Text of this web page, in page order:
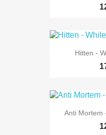
Hitten -
Anti Mortem